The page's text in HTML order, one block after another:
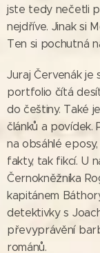
jste tedy nečetli
nejdříve. Jinak si
Ten si pochutná
Juraj Červenák je
portfolio čítá
do češtiny. Také
článků a povídek.
na obsáhlé
fakty, tak fikcí. U
Černokněžníka
kapitánem
detektivky s
převyprávění
románů.